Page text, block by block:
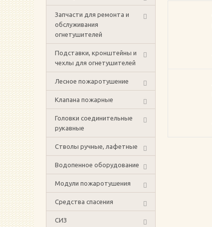
Запчасти для ремонта и
обслуживания
огнетушителей
Подставки, кронштейны и
чехлы для огнетушителей
Лесное пожаротушение
Клапана пожарные
Головки соединительные
рукавные
Стволы ручные, лафетные
Водопенное оборудование
Модули пожаротушения
Средства спасения
СИЗ